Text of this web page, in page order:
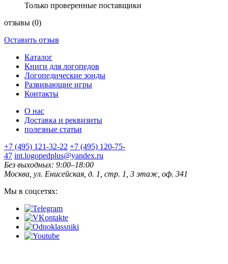
Только проверенные поставщики
отзывы (0)
Оставить отзыв
Каталог
Книги для логопедов
Логопедические зонды
Развивающие игры
Контакты
О нас
Доставка и реквизиты
полезные статьи
+7 (495) 121-32-22 +7 (495) 120-75-
47 int.logopedplus@yandex.ru
Без выходных: 9:00–18:00
Москва, ул. Енисейская, д. 1, стр. 1, 3 этаж, оф. 341
Мы в соцсетях: